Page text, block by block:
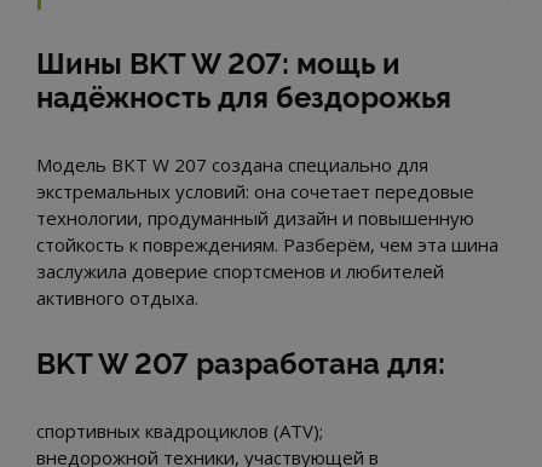
Шины BKT W 207: мощь и
надёжность для бездорожья
Модель BKT W 207 создана специально для
экстремальных условий: она сочетает передовые
технологии, продуманный дизайн и повышенную
стойкость к повреждениям. Разберём, чем эта шина
заслужила доверие спортсменов и любителей
активного отдыха.
BKT W 207 разработана для:
спортивных квадроциклов (ATV);
внедорожной техники, участвующей в